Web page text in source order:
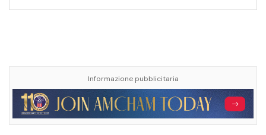
Informazione pubblicitaria